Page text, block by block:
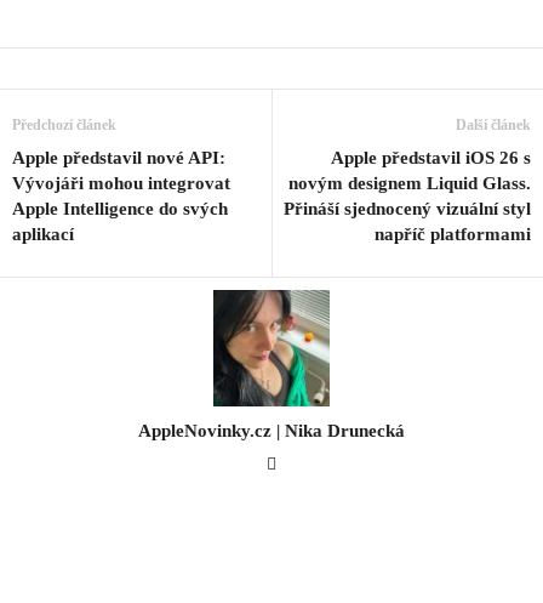
Předchozí článek
Apple představil nové API:
Vývojáři mohou integrovat
Apple Intelligence do svých
aplikací
Další článek
Apple představil iOS 26 s
novým designem Liquid Glass.
Přináší sjednocený vizuální styl
napříč platformami
AppleNovinky.cz | Nika Drunecká